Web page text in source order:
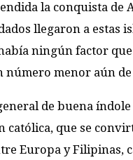
la conquista
llegaron a estas
ningún factor
número menor aún
de buena
católica, que se
Europa y Filipinas,